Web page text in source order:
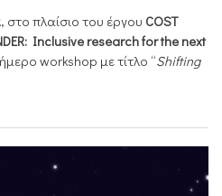
, στο πλαίσιο του έργου COST
Inclusive research for the next
workshop με τίτλο “Shifting